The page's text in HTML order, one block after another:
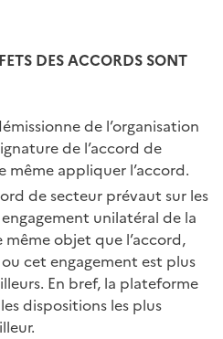
DES ACCORDS SONT
de l’organisation
de l’accord de
appliquer l’accord.
de secteur prévaut sur les
unilatéral de la
objet que l’accord,
cet engagement est plus
En bref, la plateforme
dispositions les plus